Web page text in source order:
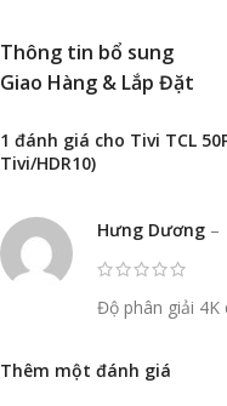
Thông tin bổ sung
Giao Hàng & Lắp Đặt
1 đánh giá cho Tivi TCL
Tivi/HDR10)
Hưng Dương –
Độ phân giải
Thêm một đánh giá